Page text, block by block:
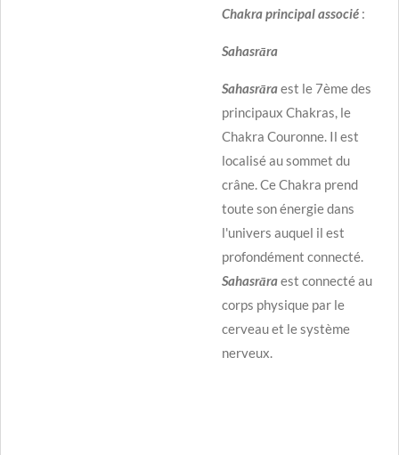
Chakra principal associé :
Sahasrāra
Sahasrāraest le 7ème des
principaux Chakras, le
Chakra Couronne. Il est
localisé au sommet du
crâne. Ce Chakra prend
toute son énergie dans
l'univers auquel il est
profondément connecté.
Sahasrāraest connecté au
corps physique par le
cerveau et le système
nerveux.